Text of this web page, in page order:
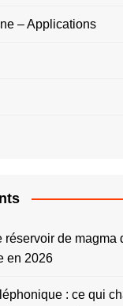
– Applications
réservoir de magma
en 2026
: ce qui